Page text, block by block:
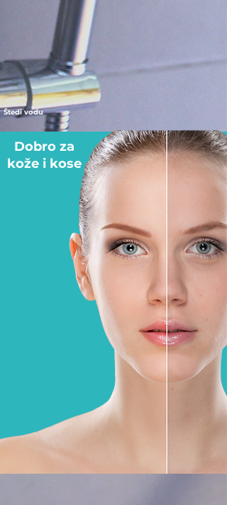
Štedi vodu
Dobro za
kože i kose